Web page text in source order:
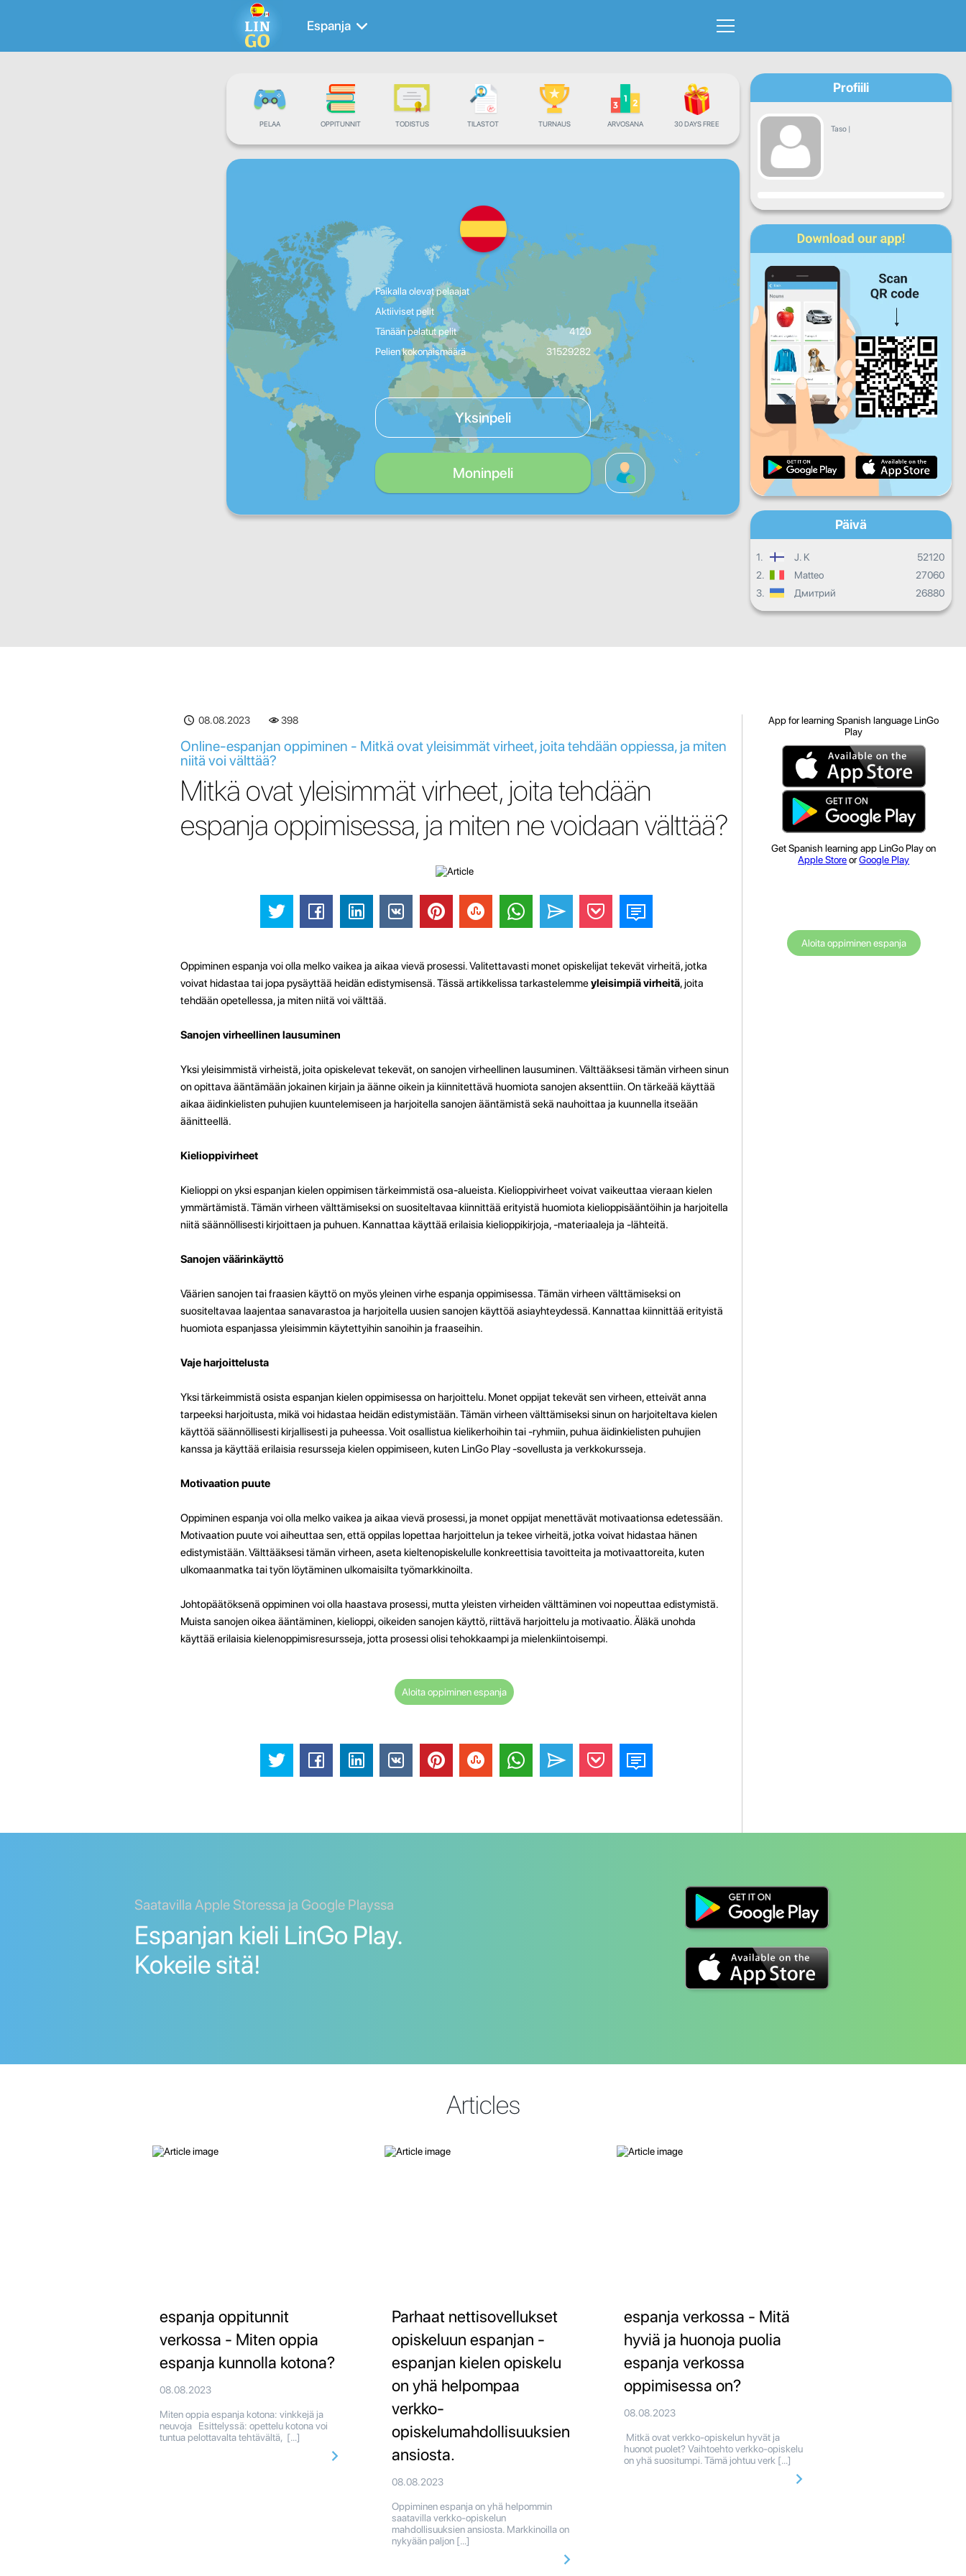
Espanja
PELAA OPPITUNNIT TODISTUS TILASTOT TURNAUS ARVOSANA 30 DAYS FREE
Paikalla olevat pelaajat
Aktiiviset pelit
Tänään pelatut pelit
4120
Pelien kokonaismäärä
31529282
Yksinpeli
Moninpeli
Profiili
Taso |
Edistyminen
Ma Ke To
La Su
Päivittäinen edistyminen
Kuukausittainen edistyminen
Kokonaisedistyminen
Päivä
1. J. K
52120
2.
Matteo
27060
3.
Дмитрий 26880
08.08.2023 398
Online-espanjan oppiminen - Mitkä ovat yleisimmät virheet, joita tehdään oppiessa, ja miten
niitä voi välttää?
Mitkä ovat yleisimmät virheet, joita tehdään
espanja oppimisessa, ja miten ne voidaan välttää?
Oppiminen espanja voi olla melko vaikea ja aikaa vievä prosessi. Valitettavasti monet opiskelijat tekevät virheitä, jotka
voivat hidastaa tai jopa pysäyttää heidän edistymisensä. Tässä artikkelissa tarkastelemmeyleisimpiä virheitä, joita
tehdään opetellessa, ja miten niitä voi välttää.
Sanojen virheellinen lausuminen
Yksi yleisimmistä virheistä, joita opiskelevat tekevät, on sanojen virheellinen lausuminen. Välttääksesi tämän virheen sinun
on opittava ääntämään jokainen kirjain ja äänne oikein ja kiinnitettävä huomiota sanojen aksenttiin. On tärkeää käyttää
aikaa äidinkielisten puhujien kuuntelemiseen ja harjoitella sanojen ääntämistä sekä nauhoittaa ja kuunnella itseään
äänitteellä.
Kielioppivirheet
Kielioppi on yksi espanjan kielen oppimisen tärkeimmistä osa-alueista. Kielioppivirheet voivat vaikeuttaa vieraan kielen
ymmärtämistä. Tämän virheen välttämiseksi on suositeltavaa kiinnittää erityistä huomiota kielioppisääntöihin ja harjoitella
niitä säännöllisesti kirjoittaen ja puhuen. Kannattaa käyttää erilaisia kielioppikirjoja, -materiaaleja ja -lähteitä.
Sanojen väärinkäyttö
Väärien sanojen tai fraasien käyttö on myös yleinen virhe espanja oppimisessa. Tämän virheen välttämiseksi on
suositeltavaa laajentaa sanavarastoa ja harjoitella uusien sanojen käyttöä asiayhteydessä. Kannattaa kiinnittää erityistä
huomiota espanjassa yleisimmin käytettyihin sanoihin ja fraaseihin.
Vaje harjoittelusta
Yksi tärkeimmistä osista espanjan kielen oppimisessa on harjoittelu. Monet oppijat tekevät sen virheen, etteivät anna
tarpeeksi harjoitusta, mikä voi hidastaa heidän edistymistään. Tämän virheen välttämiseksi sinun on harjoiteltava kielen
käyttöä säännöllisesti kirjallisesti ja puheessa. Voit osallistua kielikerhoihin tai -ryhmiin, puhua äidinkielisten puhujien
kanssa ja käyttää erilaisia resursseja kielen oppimiseen, kuten LinGo Play -sovellusta ja verkkokursseja.
Motivaation puute
Oppiminen espanja voi olla melko vaikea ja aikaa vievä prosessi, ja monet oppijat menettävät motivaationsa edetessään.
Motivaation puute voi aiheuttaa sen, että oppilas lopettaa harjoittelun ja tekee virheitä, jotka voivat hidastaa hänen
edistymistään. Välttääksesi tämän virheen, aseta kieltenopiskelulle konkreettisia tavoitteita ja motivaattoreita, kuten
ulkomaanmatka tai työn löytäminen ulkomaisilta työmarkkinoilta.
Johtopäätöksenä oppiminen voi olla haastava prosessi, mutta yleisten virheiden välttäminen voi nopeuttaa edistymistä.
Muista sanojen oikea ääntäminen, kielioppi, oikeiden sanojen käyttö, riittävä harjoittelu ja motivaatio. Äläkä unohda
käyttää erilaisia kielenoppimisresursseja, jotta prosessi olisi tehokkaampi ja mielenkiintoisempi.
Aloita oppiminen espanja
App for learning Spanish language LinGo
Play
Get Spanish learning app LinGo Play on
Apple StoreorGoogle Play
Aloita oppiminen espanja
Saatavilla Apple Storessa ja Google Playssa
Espanjan kieli LinGo Play.
Kokeile sitä!
Articles
espanja oppitunnit
verkossa - Miten oppia
espanja kunnolla kotona?
08.08.2023
Miten oppia espanja kotona: vinkkejä ja
neuvoja Esittelyssä: opettelu kotona voi
tuntua pelottavalta tehtävältä, […]
Parhaat nettisovellukset
opiskeluun espanjan -
espanjan kielen opiskelu
on yhä helpompaa
verkko-
opiskelumahdollisuuksien
ansiosta.
08.08.2023
Oppiminen espanja on yhä helpommin
saatavilla verkko-opiskelun
mahdollisuuksien ansiosta. Markkinoilla on
nykyään paljon […]
espanja verkossa - Mitä
hyviä ja huonoja puolia
espanja verkossa
oppimisessa on?
08.08.2023
Mitkä ovat verkko-opiskelun hyvät ja
huonot puolet? Vaihtoehto verkko-opiskelu
on yhä suositumpi. Tämä johtuu verk […]